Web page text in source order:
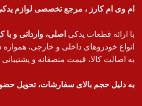
ام وی ام کارز ، مرجع تخصصی لوازم
با ارائه قطعات یدکی اصلی، وارداتی و
انواع خودروهای داخلی و خارجی،
به اصالت کالا، قیمت منصفانه و پشتیبانی
به دلیل حجم بالای سفارشات، تحویل